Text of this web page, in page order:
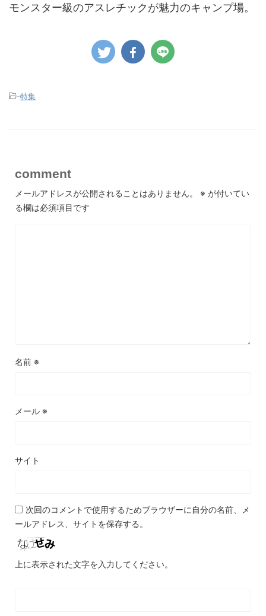
モンスター級のアスレチックが魅力のキャンプ場。
-特集
comment
メールアドレスが公開されることはありません。 ※ が付いてい
る欄は必須項目です
名前 ※
メール ※
サイト
次回のコメントで使用するためブラウザーに自分の名前、メ
ールアドレス、サイトを保存する。
上に表示された文字を入力してください。